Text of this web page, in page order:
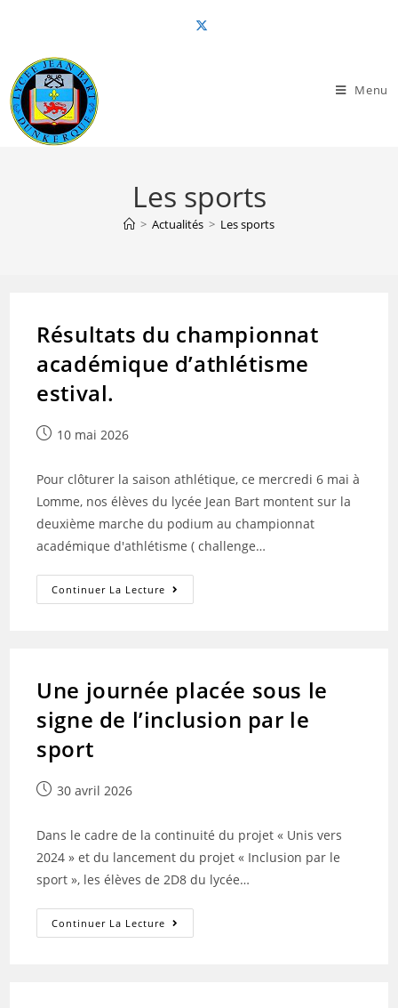
content
Menu
Les sports
> Actualités > Les sports
Résultats du championnat
académique d’athlétisme
estival.
Publication
10 mai 2026
Pour clôturer la saison athlétique, ce mercredi 6 mai à
Lomme, nos élèves du lycée Jean Bart montent sur la
deuxième marche du podium au championnat
académique d'athlétisme ( challenge…
Continuer La Lecture Résultats
Du
Une journée placée sous le
signe de l’inclusion par le
sport
Publication
30 avril 2026
Dans le cadre de la continuité du projet « Unis vers
2024 » et du lancement du projet « Inclusion par le
sport », les élèves de 2D8 du lycée…
Continuer La Lecture Une
Journée